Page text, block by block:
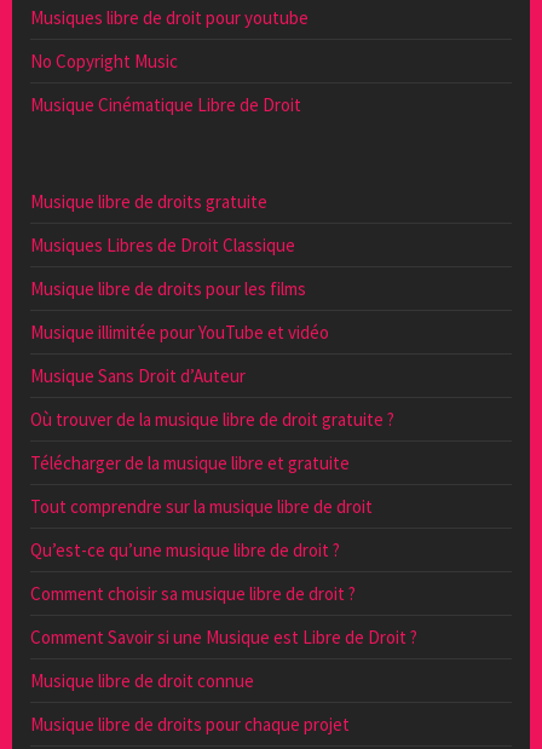
Musiques libre de droit pour youtube
No Copyright Music
Musique Cinématique Libre de Droit
Musique libre de droits gratuite
Musiques Libres de Droit Classique
Musique libre de droits pour les films
Musique illimitée pour YouTube et vidéo
Musique Sans Droit d’Auteur
Où trouver de la musique libre de droit gratuite ?
Télécharger de la musique libre et gratuite
Tout comprendre sur la musique libre de droit
Qu’est-ce qu’une musique libre de droit ?
Comment choisir sa musique libre de droit ?
Comment Savoir si une Musique est Libre de Droit ?
Musique libre de droit connue
Musique libre de droits pour chaque projet